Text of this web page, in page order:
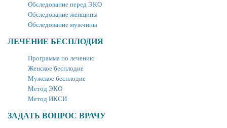
Обследование перед ЭКО
Обследование женщины
Обследование мужчины
ЛЕЧЕНИЕ БЕСПЛОДИЯ
Программа по лечению
Женское бесплодие
Мужское бесплодие
Метод ЭКО
Метод ИКСИ
ЗАДАТЬ ВОПРОС ВРАЧУ